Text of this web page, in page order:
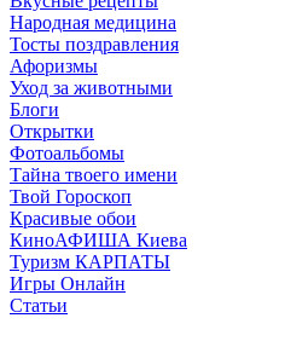
Народная медицина
Тосты поздравления
Афоризмы
Уход за животными
Блоги
Открытки
Фотоальбомы
Тайна твоего имени
Твой Гороскоп
Красивые обои
КиноАФИША Киева
Туризм КАРПАТЫ
Игры Онлайн
Статьи